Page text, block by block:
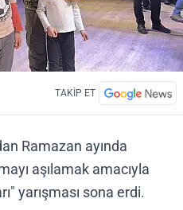
TAKİP ET
Ramazan ayında
aşılamak amacıyla
yarışması sona erdi.